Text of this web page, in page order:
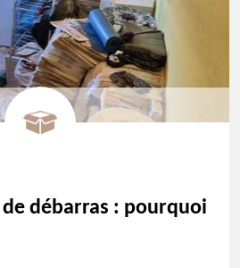
débarras : pourquoi